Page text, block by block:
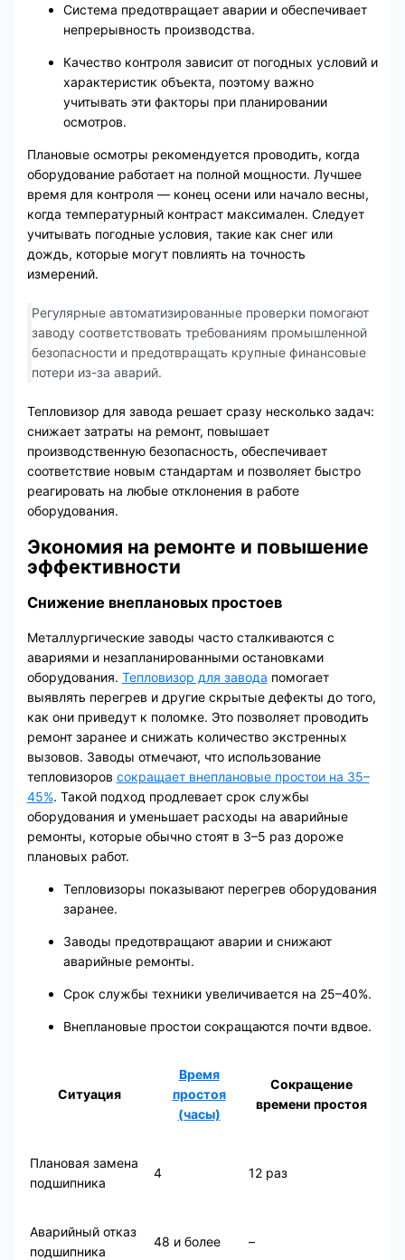
Система предотвращает аварии и обеспечивает
непрерывность производства.
Качество контроля зависит от погодных условий и
характеристик объекта, поэтому важно
учитывать эти факторы при планировании
осмотров.
Плановые осмотры рекомендуется проводить, когда
оборудование работает на полной мощности. Лучшее
время для контроля — конец осени или начало весны,
когда температурный контраст максимален. Следует
учитывать погодные условия, такие как снег или
дождь, которые могут повлиять на точность
измерений.
Регулярные автоматизированные проверки помогают
заводу соответствовать требованиям промышленной
безопасности и предотвращать крупные финансовые
потери из-за аварий.
Тепловизор для завода решает сразу несколько задач:
снижает затраты на ремонт, повышает
производственную безопасность, обеспечивает
соответствие новым стандартам и позволяет быстро
реагировать на любые отклонения в работе
оборудования.
Экономия на ремонте и повышение
эффективности
Снижение внеплановых простоев
Металлургические заводы часто сталкиваются с
авариями и незапланированными остановками
оборудования. Тепловизор для завода помогает
выявлять перегрев и другие скрытые дефекты до того,
как они приведут к поломке. Это позволяет проводить
ремонт заранее и снижать количество экстренных
вызовов. Заводы отмечают, что использование
тепловизоров сокращает внеплановые простои на 35–
45%. Такой подход продлевает срок службы
оборудования и уменьшает расходы на аварийные
ремонты, которые обычно стоят в 3–5 раз дороже
плановых работ.
Тепловизоры показывают перегрев оборудования
заранее.
Заводы предотвращают аварии и снижают
аварийные ремонты.
Срок службы техники увеличивается на 25–40%.
Внеплановые простои сокращаются почти вдвое.
Ситуация
Время
простоя
(часы)
Сокращение
времени простоя
Плановая замена
подшипника
4 12 раз
Аварийный отказ
подшипника
48 и более –